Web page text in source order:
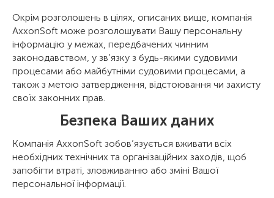
Окрім розголошень в цілях, описаних вище, компанія
AxxonSoft може розголошувати Вашу персональну
інформацію у межах, передбачених чинним
законодавством, у зв’язку з будь-якими судовими
процесами або майбутніми судовими процесами, а
також з метою затвердження, відстоювання чи захисту
своїх законних прав.
Безпека Ваших даних
Компанія AxxonSoft зобов’язується вживати всіх
необхідних технічних та організаційних заходів, щоб
запобігти втраті, зловживанню або зміні Вашої
персональної інформації.